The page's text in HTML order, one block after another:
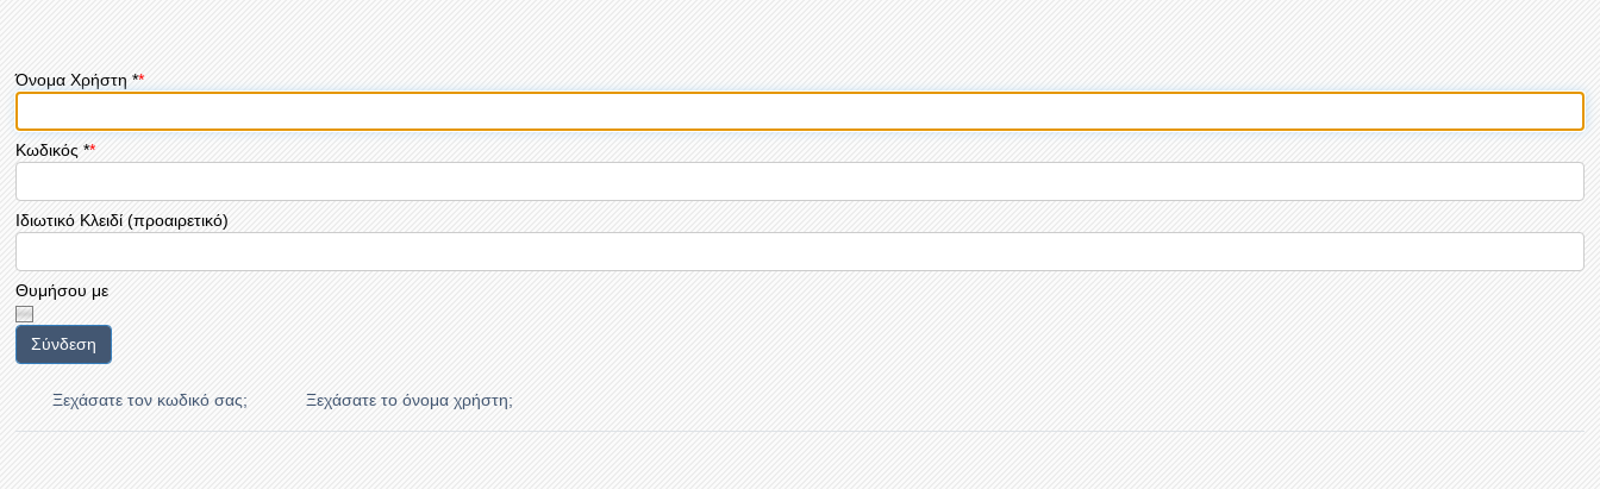
Όνομα Χρήστη *
Κωδικός *
Ιδιωτικό Κλειδί (προαιρετικό)
Θυμήσου με
Σύνδεση
Ξεχάσατε τον κωδικό σας; Ξεχάσατε το όνομα χρήστη;